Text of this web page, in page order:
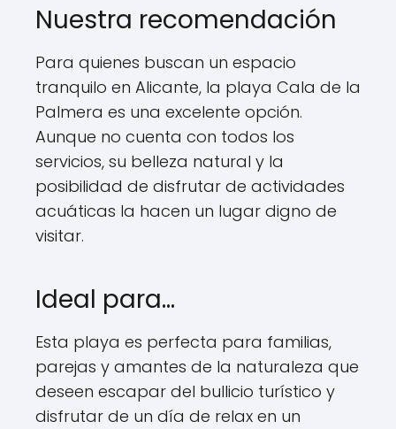
Nuestra recomendación
Para quienes buscan un espacio
tranquilo en Alicante, la playa Cala de la
Palmera es una excelente opción.
Aunque no cuenta con todos los
servicios, su belleza natural y la
posibilidad de disfrutar de actividades
acuáticas la hacen un lugar digno de
visitar.
Ideal para…
Esta playa es perfecta para familias,
parejas y amantes de la naturaleza que
deseen escapar del bullicio turístico y
disfrutar de un día de relax en un